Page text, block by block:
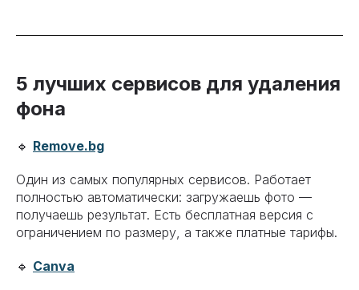
5 лучших сервисов для удаления
фона
🔹 Remove.bg
Один из самых популярных сервисов. Работает
полностью автоматически: загружаешь фото —
получаешь результат. Есть бесплатная версия с
ограничением по размеру, а также платные тарифы.
🔹 Canva